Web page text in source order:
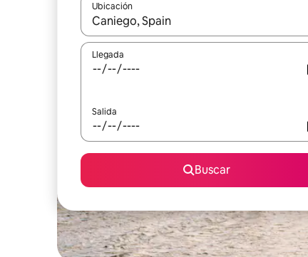
Ubicación
Cuando los resultados estén disponibles,
Llegada
Salida
Buscar